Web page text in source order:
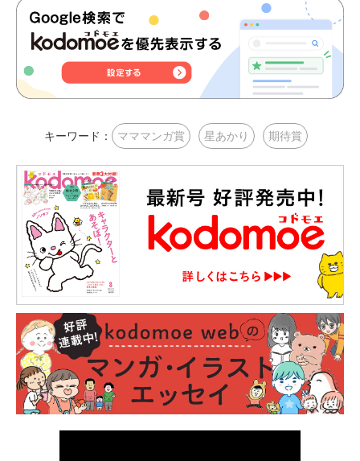
キーワード： マママンガ賞 星あかり 期待賞